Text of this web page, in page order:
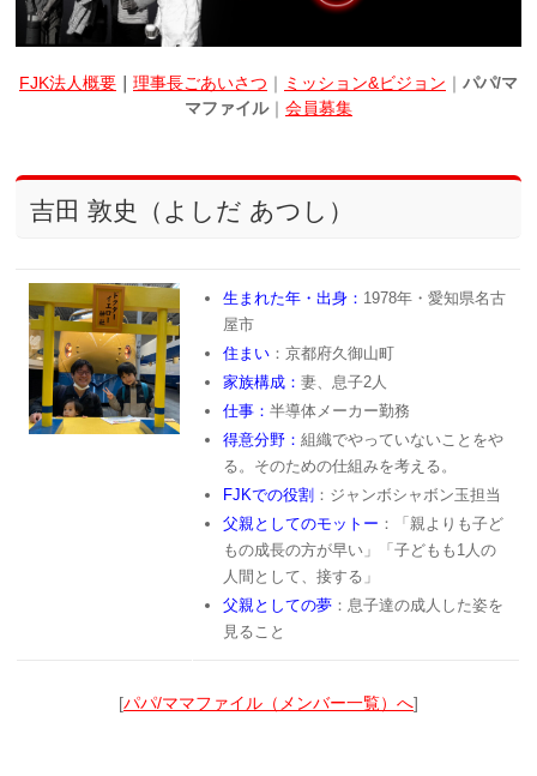
FJK法人概要｜ 理事長ごあいさつ ｜ ミッション&ビジョン ｜ パパ/マ
マファイル｜ 会員募集
吉田 敦史（よしだ あつし）
生まれた年・出身： 1978年・愛知県名古
屋市
住まい ：京都府久御山町
家族構成：妻、息子2人
仕事：半導体メーカー勤務
得意分野：組織でやっていないことをや
る。そのための仕組みを考える。
FJKでの役割 ：ジャンボシャボン玉担当
父親としてのモットー ：「親よりも子ど
もの成長の方が早い」「子どもも1人の
人間として、接する」
父親としての夢 ：息子達の成人した姿を
見ること
[パパ/ママファイル（メンバー一覧）へ]